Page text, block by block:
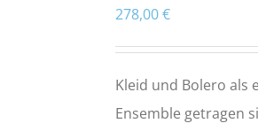
278,00€
Kleid und Bolero als
Ensemble getragen